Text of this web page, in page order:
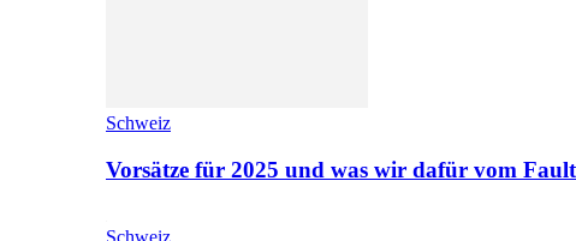
Schweiz
Vorsätze für 2025 und was wir dafür vom